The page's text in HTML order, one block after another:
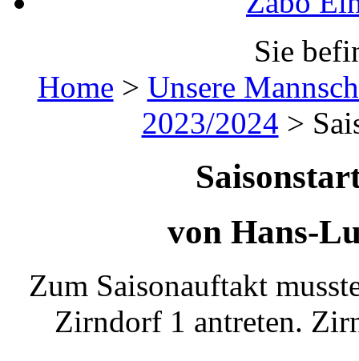
Sie
Home > Unsere
2023/2024 >
von Hans-
Zum Saisonauftakt
Zirndorf 1 antreten.